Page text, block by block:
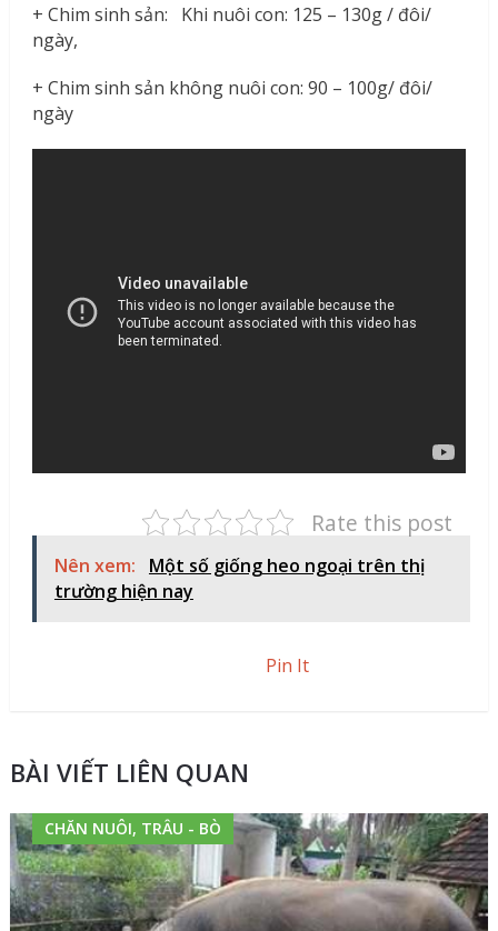
+ Chim sinh sản: Khi nuôi con: 125 – 130g / đôi/
ngày,
+ Chim sinh sản không nuôi con: 90 – 100g/ đôi/
ngày
Rate this post
Nên xem:
Một số giống heo ngoại trên thị
trường hiện nay
Pin It
BÀI VIẾT LIÊN QUAN
CHĂN NUÔI, TRÂU - BÒ